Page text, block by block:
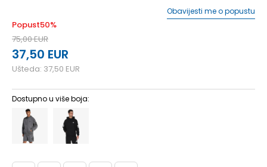
Popust50%
75,00EUR
37,50 EUR
Ušteda: 37,50 EUR
Obavijesti me o popustu
Dostupno u više boja: